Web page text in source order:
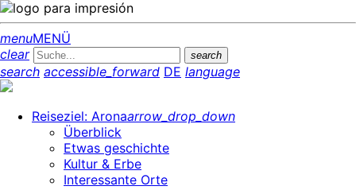
menuMENÜ
clear
search
search accessible_forward DE language
Reiseziel: Aronaarrow_drop_down
Überblick
Etwas geschichte
Kultur & Erbe
Interessante Orte